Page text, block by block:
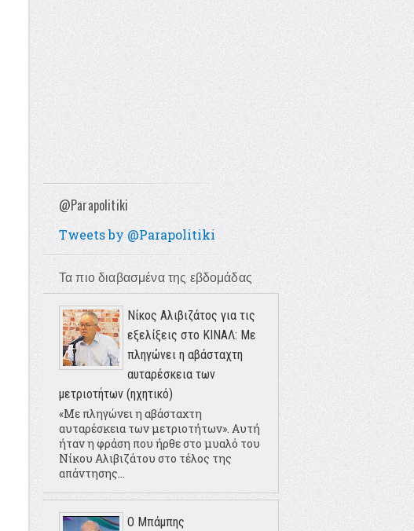
@Parapolitiki
Tweets by @Parapolitiki
Τα πιο διαβασμένα της εβδομάδας
Νίκος Αλιβιζάτος για τις
εξελίξεις στο ΚΙΝΑΛ: Με
πληγώνει η αβάσταχτη
αυταρέσκεια των
μετριοτήτων (ηχητικό)
«Με πληγώνει η αβάσταχτη
αυταρέσκεια των μετριοτήτων». Αυτή
ήταν η φράση που ήρθε στο μυαλό του
Νίκου Αλιβιζάτου στο τέλος της
απάντησης...
Ο Μπάμπης